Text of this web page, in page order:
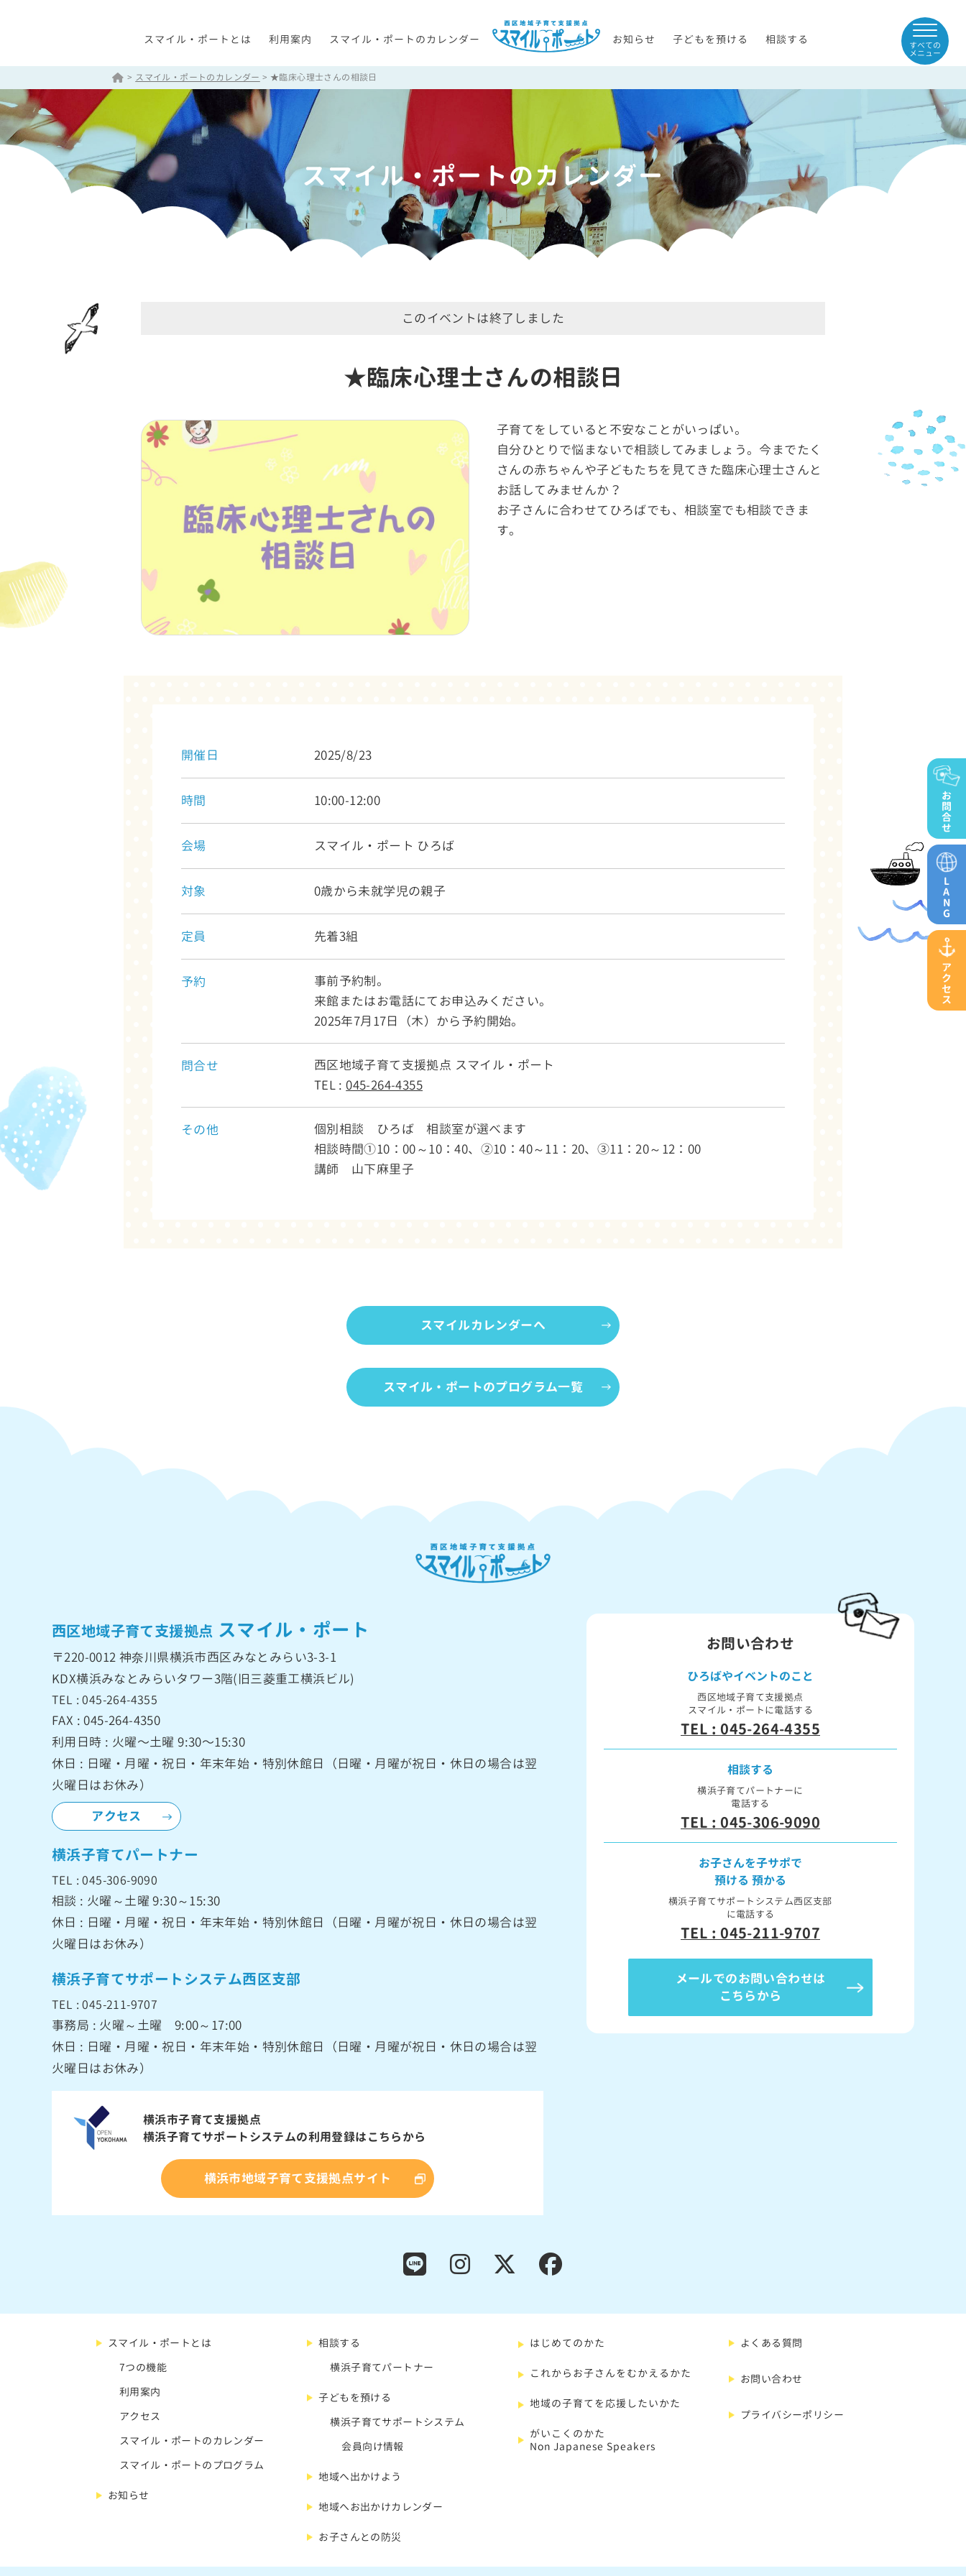
スマイル・ポートとは 利用案内 スマイル・ポートのカレンダー お知らせ 子どもを預ける 相談する すべての
メニュー
> スマイル・ポートのカレンダー > ★臨床心理士さんの相談日
お
問
合
せ
L
A
N
G
ア
ク
セ
ス
スマイル・ポートのカレンダー
このイベントは終了しました
★臨床心理士さんの相談日
子育てをしていると不安なことがいっぱい。
自分ひとりで悩まないで相談してみましょう。今までたく
さんの赤ちゃんや子どもたちを見てきた臨床心理士さんと
お話してみませんか？
お子さんに合わせてひろばでも、相談室でも相談できま
す。
開催日 2025/8/23
時間 10:00-12:00
会場 スマイル・ポート ひろば
対象 0歳から未就学児の親子
定員 先着3組
予約
事前予約制。
来館またはお電話にてお申込みください。
2025年7月17日（木）から予約開始。
問合せ
西区地域子育て支援拠点 スマイル・ポート
TEL :045-264-4355
その他
個別相談 ひろば 相談室が選べます
相談時間①10：00～10：40、②10：40～11：20、③11：20～12：00
講師 山下麻里子
スマイルカレンダーへ
スマイル・ポートのプログラム一覧
西区地域子育て支援拠点 スマイル・ポート
〒220-0012神奈川県横浜市西区みなとみらい3-3-1
KDX横浜みなとみらいタワー3階(旧三菱重工横浜ビル)
TEL : 045-264-4355
FAX : 045-264-4350
利用日時 : 火曜〜土曜 9:30〜15:30
休日 : 日曜・月曜・祝日・年末年始・特別休館日（日曜・月曜が祝日・休日の場合は翌
火曜日はお休み）
アクセス
横浜子育てパートナー
TEL : 045-306-9090
相談 : 火曜～土曜 9:30～15:30
休日 : 日曜・月曜・祝日・年末年始・特別休館日（日曜・月曜が祝日・休日の場合は翌
火曜日はお休み）
横浜子育てサポートシステム西区支部
TEL : 045-211-9707
事務局 : 火曜～土曜 9:00～17:00
休日 : 日曜・月曜・祝日・年末年始・特別休館日（日曜・月曜が祝日・休日の場合は翌
火曜日はお休み）
横浜市子育て支援拠点
横浜子育てサポートシステムの利用登録はこちらから
横浜市地域子育て支援拠点サイト
お問い合わせ
ひろばやイベントのこと
西区地域子育て支援拠点
スマイル・ポートに電話する
TEL : 045-264-4355
相談する
横浜子育てパートナーに
電話する
TEL : 045-306-9090
お子さんを子サポで
預ける 預かる
横浜子育てサポートシステム西区支部
に電話する
TEL : 045-211-9707
メールでのお問い合わせは
こちらから
はじめてのかた
これからお子さんをむかえるかた
地域の子育てを応援したいかた
がいこくのかた
Non Japanese Speakers
スマイル・ポートとは
7つの機能
利用案内
アクセス
スマイル・ポートのカレンダー
スマイル・ポートのプログラム
お知らせ
相談する
横浜子育てパートナー
子どもを預ける
横浜子育てサポートシステム
会員向け情報
地域へ出かけよう
地域へお出かけカレンダー
お子さんとの防災
よくある質問
お問い合わせ
プライバシーポリシー